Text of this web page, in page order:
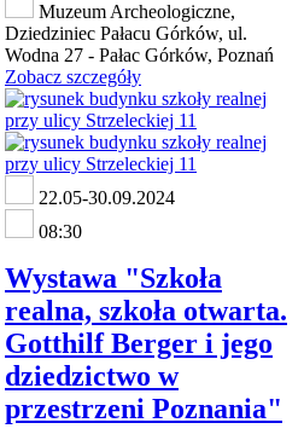
Muzeum Archeologiczne,
Dziedziniec Pałacu Górków, ul.
Wodna 27 - Pałac Górków, Poznań
Zobacz szczegóły
22.05-30.09.2024
08:30
Wystawa "Szkoła
realna, szkoła otwarta.
Gotthilf Berger i jego
dziedzictwo w
przestrzeni Poznania"